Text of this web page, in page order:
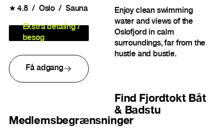
★4.8 Oslo Sauna
Ekstra betaling /
besøg
Få adgang
Medlemsbegrænsninger
Enjoy clean swimming
water and views of the
Oslofjord in calm
surroundings, far from the
hustle and bustle.
Find Fjordtokt Båt
& Badstu